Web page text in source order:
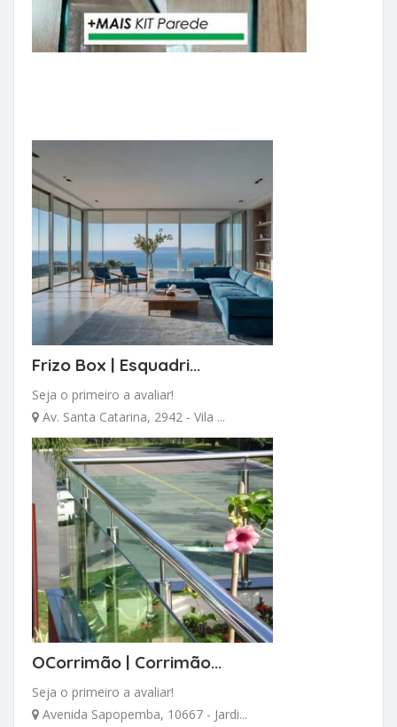
Frizo Box | Esquadri...
Seja o primeiro a avaliar!
Av. Santa Catarina, 2942 - Vila ...
OCorrimão | Corrimão...
Seja o primeiro a avaliar!
Avenida Sapopemba, 10667 - Jardi...